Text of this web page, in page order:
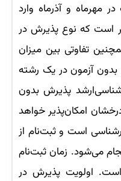
مهرماه و آذرماه وارد
است که نوع پذیرش در
تفاوتی بین میزان
بدون آزمون در یک رشته
پذیرش بدون
امکان‌پذیر خواهد
است و ثبت‌نام از
می‌شود. زمان ثبت‌نام
اولویت پذیرش در